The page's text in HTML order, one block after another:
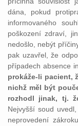
dána, pokud
informovaného
poškození zdraví,
nedošlo, nebýt
pak uzavřel, že
případech absence
prokáže-li pacient,
nichž měl být
rozhodl jinak, tj.
Nejvyšší soud
neprovedení